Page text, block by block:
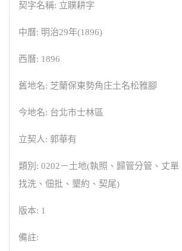
契字名稱: 立贌耕字
中曆: 明治29年(1896)
西曆: 1896
舊地名: 芝蘭保東勢角庄土名松雅腳
今地名: 台北市士林區
立契人: 郭華有
類別: 0202－土地(執照、歸管分管、丈單
找洗、佃批、墾約、契尾)
版本: 1
備註: